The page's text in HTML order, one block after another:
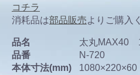
コチラ
消耗品は部品販売よりご購入
品名
太丸MAX40
品番
N-720
本体寸法(mm)
1080×220×60